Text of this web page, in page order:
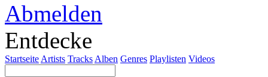
Abmelden
Entdecke
Startseite Artists Tracks Alben Genres Playlisten Videos